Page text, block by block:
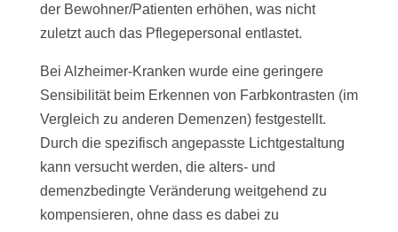
der Bewohner/Patienten erhöhen, was nicht
zuletzt auch das Pflegepersonal entlastet.
Bei Alzheimer-Kranken wurde eine geringere
Sensibilität beim Erkennen von Farbkontrasten (im
Vergleich zu anderen Demenzen) festgestellt.
Durch die spezifisch angepasste Lichtgestaltung
kann versucht werden, die alters- und
demenzbedingte Veränderung weitgehend zu
kompensieren, ohne dass es dabei zu